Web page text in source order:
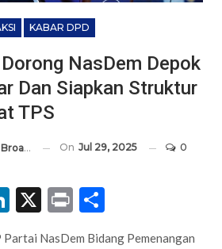
KABAR DPD
NasDem Depok
Dan Siapkan Struktur
TPS
Network On Jul 29, 2025 0
LinkedIn
X Print
NasDem Bidang Pemenangan